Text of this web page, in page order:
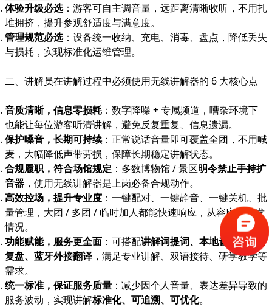
体验升级必选：游客可自主调音量，远距离清晰收听，不用扎
堆拥挤，提升参观舒适度与满意度。
管理规范必选：设备统一收纳、充电、消毒、盘点，降低丢失
与损耗，实现标准化运维管理。
二、讲解员在讲解过程中必须使用无线讲解器的 6 大核心点
音质清晰，信息零损耗 ：数字降噪 + 专属频道，嘈杂环境下
也能让每位游客听清讲解，避免反复重复、信息遗漏。
保护嗓音，长期可持续：正常说话音量即可覆盖全团，不用喊
麦，大幅降低声带劳损，保障长期稳定讲解状态。
合规履职，符合场馆规定 ：多数博物馆 / 景区明令禁止手持扩
音器 ，使用无线讲解器是上岗必备合规动作。
高效控场，提升专业度 ：一键配对、一键静音、一键关机、批
量管理，大团 / 多团 / 临时加人都能快速响应，从容应对突发
情况。
功能赋能，服务更全面 ：可搭配讲解词提词、本地音乐、录音
复盘、蓝牙外接翻译 ，满足专业讲解、双语接待、研学教学等
需求。
统一标准，保证服务质量 ：减少因个人音量、表达差异导致的
服务波动，实现讲解标准化、可追溯、可优化。